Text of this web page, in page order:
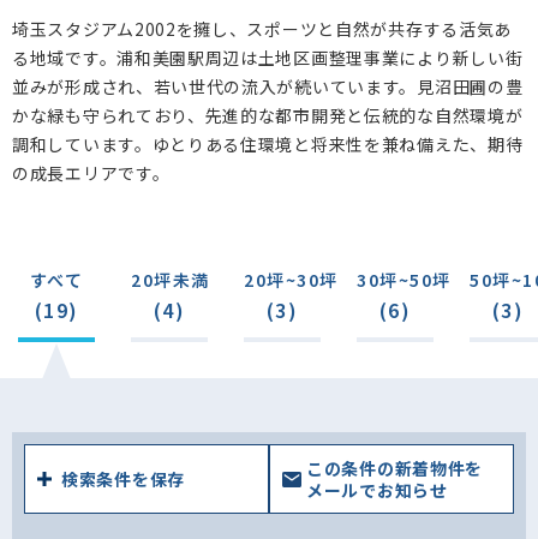
東大門(1)
間宮(0) 北原(0)
美園(1)
高畑(0)
中野田(1) 南部領辻(0)
大崎(2)
代山(0)
寺山(1) 上野田(1)
埼玉スタジアム2002を擁し、スポーツと自然が共存する活気あ
る地域です。浦和美園駅周辺は土地区画整理事業により新しい街
並みが形成され、若い世代の流入が続いています。見沼田圃の豊
かな緑も守られており、先進的な都市開発と伝統的な自然環境が
調和しています。ゆとりある住環境と将来性を兼ね備えた、期待
の成長エリアです。
すべて
(19)
20坪未満
(4)
20坪~30坪
(3)
30坪~50坪
(6)
50坪
(3)
検索条件を保存
この条件の新着物件を
メールでお知らせ